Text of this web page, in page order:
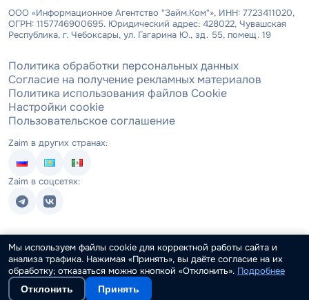
ООО «Информационное Агентство "Займ.Ком"», ИНН: 7723411020,
ОГРН: 1157746900695. Юридический адрес: 428022, Чувашская
Республика, г. Чебоксары, ул. Гагарина Ю., зд. 55, помещ. 19
Политика обработки персональных данных
Согласие на получение рекламных материалов
Политика использования файлов Cookie
Настройки cookie
Пользовательское соглашение
Zaim в других странах:
Zaim в соцсетях:
Мы используем файлы cookie для корректной работы сайта и
анализа трафика. Нажимая «Принять», вы даёте согласие на их
обработку; отказаться можно кнопкой «Отклонить». Подробнее
Отклонить Принять